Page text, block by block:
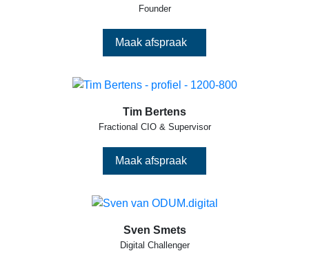
Founder
Maak afspraak
Tim Bertens
Fractional CIO & Supervisor
Maak afspraak
Sven Smets
Digital Challenger